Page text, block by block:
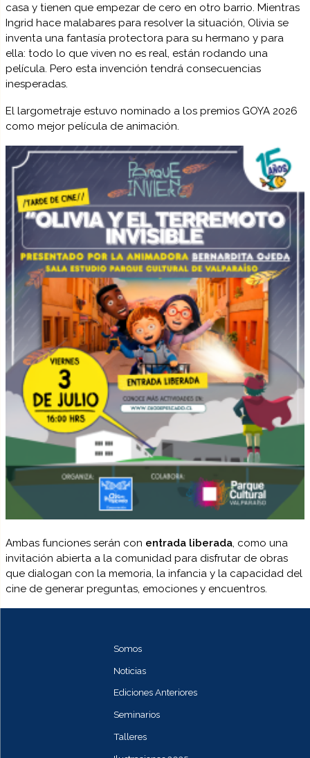
casa y tienen que empezar de cero en otro barrio. Mientras
Ingrid hace malabares para resolver la situación, Olivia se
inventa una fantasía protectora para su hermano y para
ella: todo lo que viven no es real, están rodando una
película. Pero esta invención tendrá consecuencias
inesperadas.
El largometraje estuvo nominado a los premios GOYA 2026
como mejor película de animación.
Ambas funciones serán con entrada liberada , como una
invitación abierta a la comunidad para disfrutar de obras
que dialogan con la memoria, la infancia y la capacidad del
cine de generar preguntas, emociones y encuentros.
Somos
Noticias
Ediciones Anteriores
Seminarios
Talleres